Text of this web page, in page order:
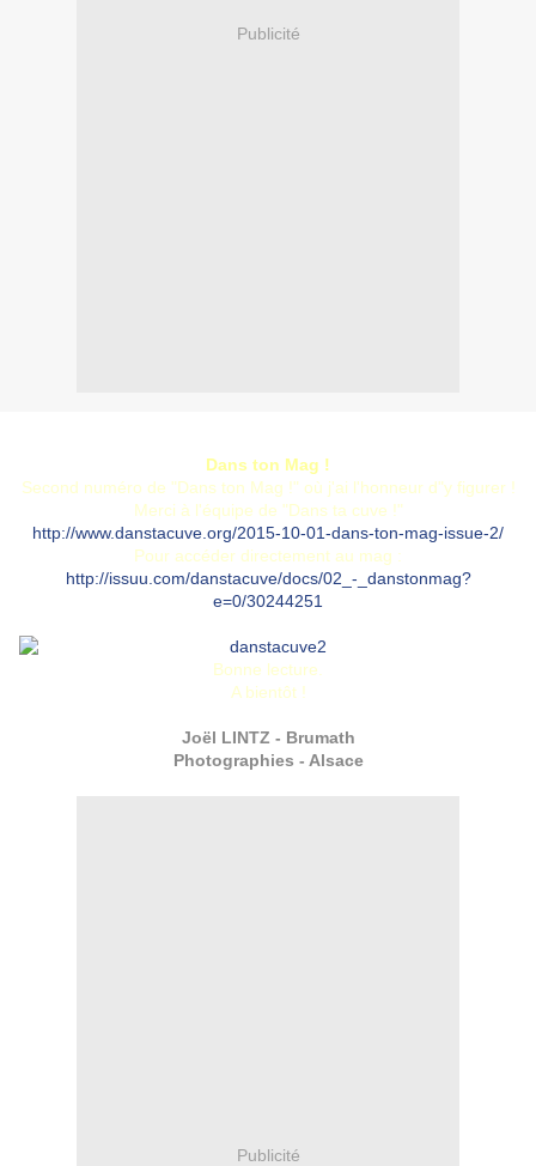
Publicité
Dans ton Mag !
Second numéro de "Dans ton Mag !" où j'ai l'honneur d"y figurer !
Merci à l'équipe de "Dans ta cuve !"
http://www.danstacuve.org/2015-10-01-dans-ton-mag-issue-2/
Pour accéder directement au mag :
http://issuu.com/danstacuve/docs/02_-_danstonmag?
e=0/30244251
Bonne lecture.
A bientôt !
Joël LINTZ - Brumath
Photographies - Alsace
Publicité